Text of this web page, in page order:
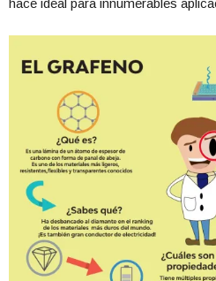
hace ideal para innumerables